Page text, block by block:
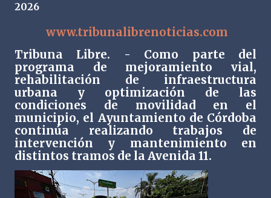
2026
www.tribunalibrenoticias.com
Tribuna Libre. - Como parte del
programa de mejoramiento vial,
rehabilitación de infraestructura
urbana y optimización de las
condiciones de movilidad en el
municipio, el Ayuntamiento de Córdoba
continúa realizando trabajos de
intervención y mantenimiento en
distintos tramos de la Avenida 11.